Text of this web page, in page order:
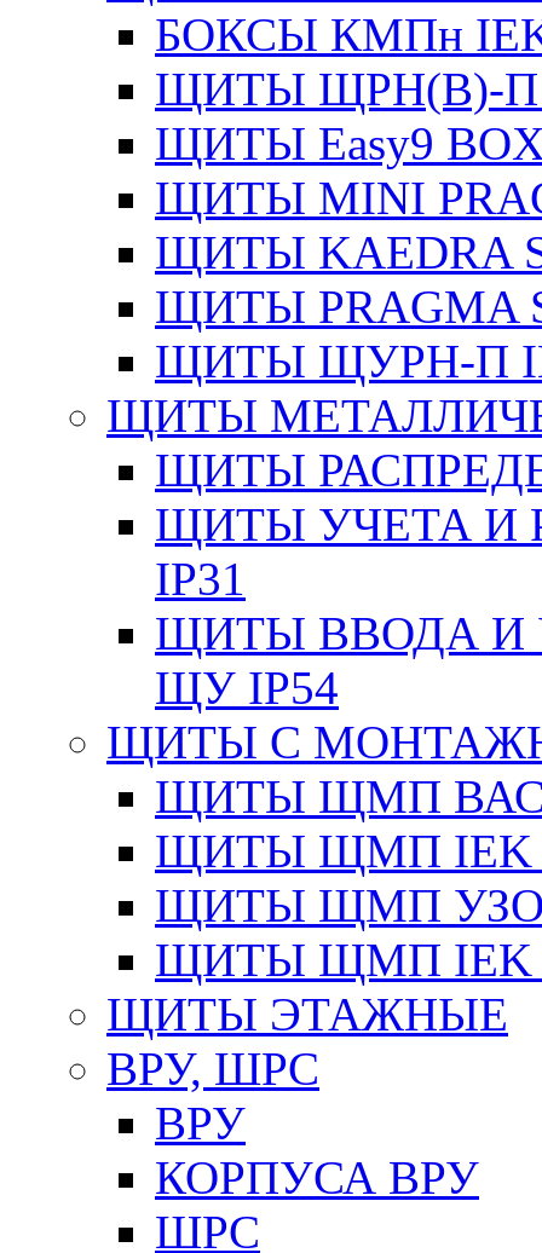
БОКСЫ КМПн
ЩИТЫ ЩРН(В)-П
ЩИТЫ Easy9 BOX
ЩИТЫ MINI
ЩИТЫ KAEDRA
ЩИТЫ PRAGMA
ЩИТЫ ЩУРН-П
ЩИТЫ
ЩИТЫ
ЩИТЫ УЧЕТА И
IP31
ЩИТЫ ВВОДА И
ЩУ IP54
ЩИТЫ С
ЩИТЫ ЩМП ВАС
ЩИТЫ ЩМП IEK
ЩИТЫ ЩМП
ЩИТЫ ЩМП IEK
ЩИТЫ ЭТАЖНЫЕ
ВРУ, ШРС
ВРУ
КОРПУСА ВРУ
ШРС